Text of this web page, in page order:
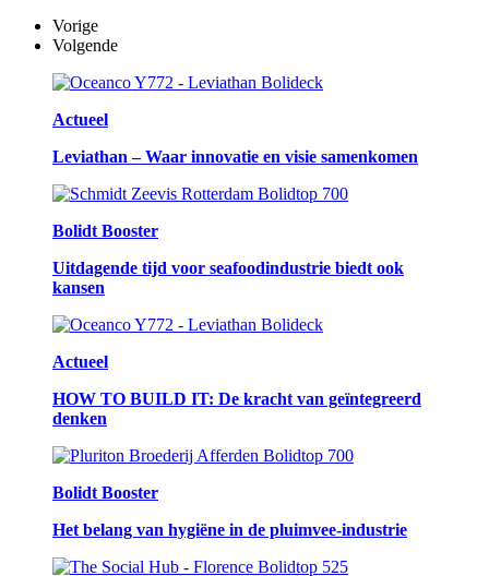
Vorige
Volgende
Actueel
Leviathan – Waar innovatie en visie samenkomen
Bolidt Booster
Uitdagende tijd voor seafoodindustrie biedt ook
kansen
Actueel
HOW TO BUILD IT: De kracht van geïntegreerd
denken
Bolidt Booster
Het belang van hygiëne in de pluimvee-industrie